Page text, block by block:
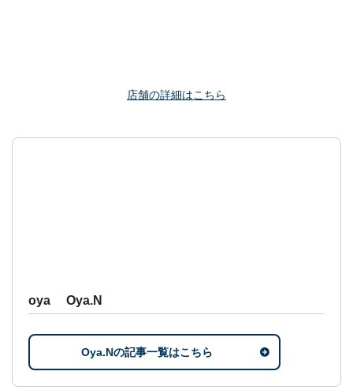
店舗の詳細はこちら
oya Oya.N
Oya.Nの記事一覧はこちら